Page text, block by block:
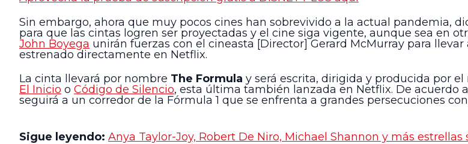
Sin embargo, ahora que muy pocos cines han sobrevivido a la actual pandemia,
para que las cintas logren ser proyectadas y el cine siga vigente, aunque sea en
John Boyega unirán fuerzas con el cineasta [Director] Gerard McMurray para
estrenado directamente en Netflix.
La cinta llevará por nombre The Formula y será escrita, dirigida y producida por
El Inicio o Código de Silencio, esta última también lanzada en Netflix. De acuerdo
seguirá a un corredor de la Fórmula 1 que se enfrenta a grandes persecuciones
Sigue leyendo: Anya Taylor-Joy, Robert De Niro, Michael Shannon y más